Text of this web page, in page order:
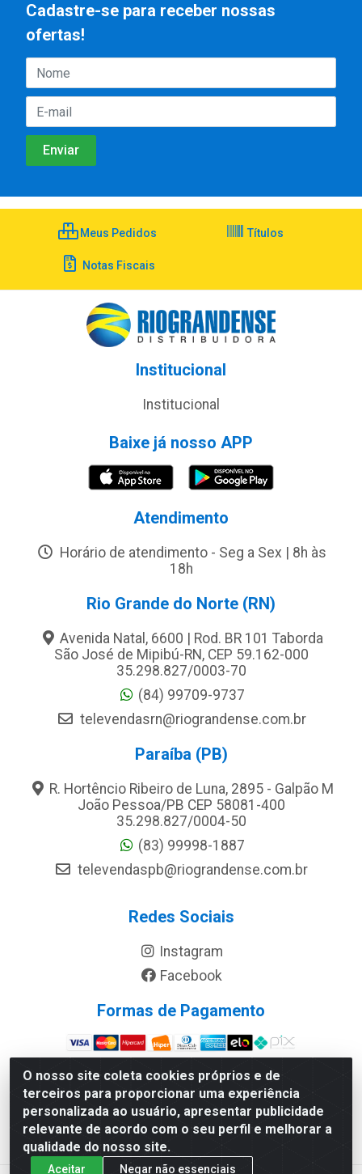
O nosso site coleta cookies próprios e de
terceiros para proporcionar uma experiência
personalizada ao usuário, apresentar publicidade
relevante de acordo com o seu perfil e melhorar a
qualidade do nosso site.
Aceitar Negar não essenciais
Cadastre-se para receber nossas
ofertas!
Meus Pedidos Títulos
Notas Fiscais
Institucional
Institucional
Baixe já nosso APP
Atendimento
Horário de atendimento - Seg a Sex | 8h às
18h
Rio Grande do Norte (RN)
Avenida Natal, 6600 | Rod. BR 101 Taborda
São José de Mipibú-RN, CEP 59.162-000
35.298.827/0003-70
(84) 99709-9737
televendasrn@riograndense.com.br
Paraíba (PB)
R. Hortêncio Ribeiro de Luna, 2895 - Galpão M
João Pessoa/PB CEP 58081-400
35.298.827/0004-50
(83) 99998-1887
televendaspb@riograndense.com.br
Redes Sociais
Instagram
Facebook
Formas de Pagamento
Site Seguro